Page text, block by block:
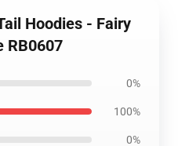
Hoodies - Fairy
RB0607
0%
100%
0%